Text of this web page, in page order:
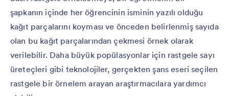
şapkanın içinde her öğrencinin isminin yazılı olduğu
kağıt parçalarını koyması ve önceden belirlenmiş sayıda
olan bu kağıt parçalarından çekmesi örnek olarak
verilebilir. Daha büyük popülasyonlar için rastgele sayı
üreteçleri gibi teknolojiler, gerçekten şans eseri seçilen
rastgele bir örnelem arayan araştırmacılara yardımcı